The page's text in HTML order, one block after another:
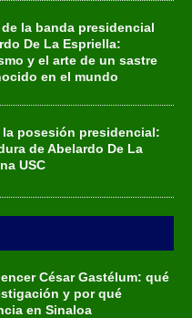
la banda presidencial
De La Espriella:
y el arte de un sastre
en el mundo
la posesión presidencial:
de Abelardo De La
USC
César Gastélum: qué
y por qué
en Sinaloa